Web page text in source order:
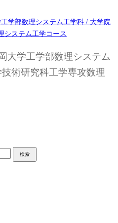
大学工学部数理システム
術研究科工学専攻数理